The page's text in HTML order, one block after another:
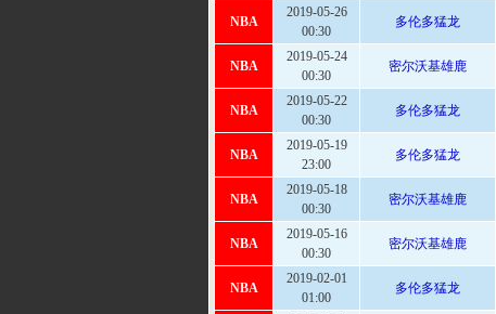
NBA
2019-05-26
00:30
多伦多猛龙
NBA
2019-05-24
00:30
密尔沃基雄鹿
NBA
2019-05-22
00:30
多伦多猛龙
NBA
2019-05-19
23:00
多伦多猛龙
NBA
2019-05-18
00:30
密尔沃基雄鹿
NBA
2019-05-16
00:30
密尔沃基雄鹿
NBA
2019-02-01
01:00
多伦多猛龙